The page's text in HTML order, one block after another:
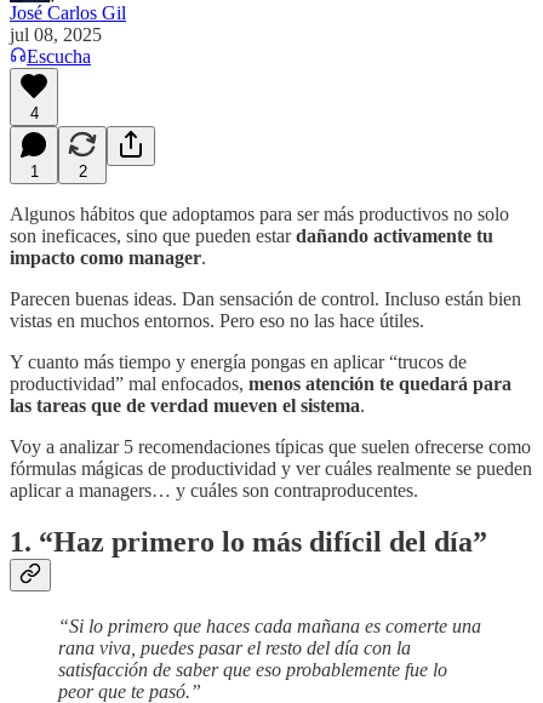
José Carlos Gil
jul 08, 2025
Escucha
4
1 2
Algunos hábitos que adoptamos para ser más productivos no solo
son ineficaces, sino que pueden estardañando activamente tu
impacto como manager.
Parecen buenas ideas. Dan sensación de control. Incluso están bien
vistas en muchos entornos. Pero eso no las hace útiles.
Y cuanto más tiempo y energía pongas en aplicar “trucos de
productividad” mal enfocados, menos atención te quedará para
las tareas que de verdad mueven el sistema.
Voy a analizar 5 recomendaciones típicas que suelen ofrecerse como
fórmulas mágicas de productividad y ver cuáles realmente se pueden
aplicar a managers… y cuáles son contraproducentes.
1. “Haz primero lo más difícil del día”
“Si lo primero que haces cada mañana es comerte una
rana viva, puedes pasar el resto del día con la
satisfacción de saber que eso probablemente fue lo
peor que te pasó.”